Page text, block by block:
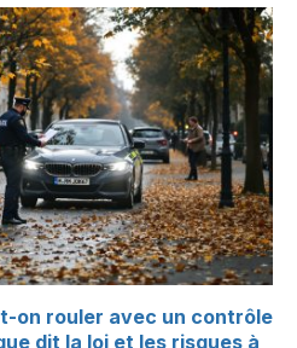
on rouler avec un contrôle
dit la loi et les risques à